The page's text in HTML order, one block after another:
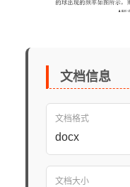
文档信息
文档格式
docx
文档大小